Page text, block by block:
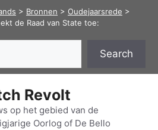
> Bronnen > Oudejaarsrede >
de Raad van State toe:
Search
Revolt
op het gebied van de
Oorlog of De Bello